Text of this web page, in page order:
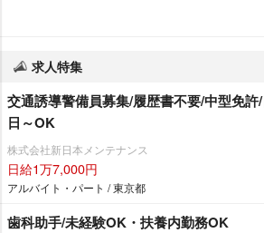
求人特集
交通誘導警備員募集/履歴書不要/中型免
日～OK
株式会社新日本メンテナンス
日給1万7,000円
アルバイト・パート / 東京都
歯科助手/未経験OK・扶養内勤務OK